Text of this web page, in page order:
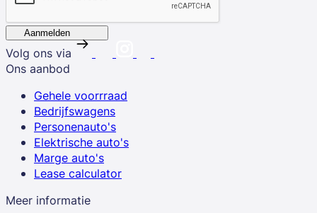
Aanmelden
Volg ons via
Ons aanbod
Gehele voorrraad
Bedrijfswagens
Personenauto's
Elektrische auto's
Marge auto's
Lease calculator
Meer informatie